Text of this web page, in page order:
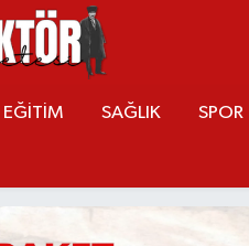
EĞİTİM SAĞLIK SPOR